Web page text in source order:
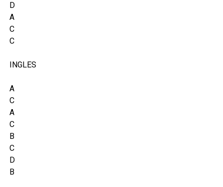
D
A
C
C
INGLES
A
C
A
C
B
C
D
B